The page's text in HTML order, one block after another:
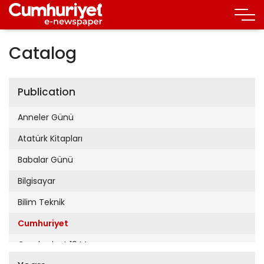
Catalog
Publication
Anneler Günü
Atatürk Kitapları
Babalar Günü
Bilgisayar
Bilim Teknik
Cumhuriyet
Cumhuriyet 19 Mayıs